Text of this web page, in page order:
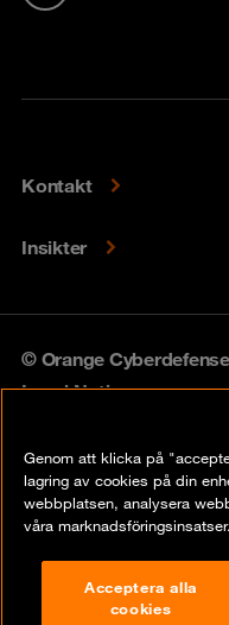
Kontakt
Insikter
© Orange
Legal Notice
Vulnerability policy
Compliance
Genom att klicka på
lagring av cookies på din
webbplatsen, analysera
våra marknadsföringsinsatser.
Acceptera alla
cookies